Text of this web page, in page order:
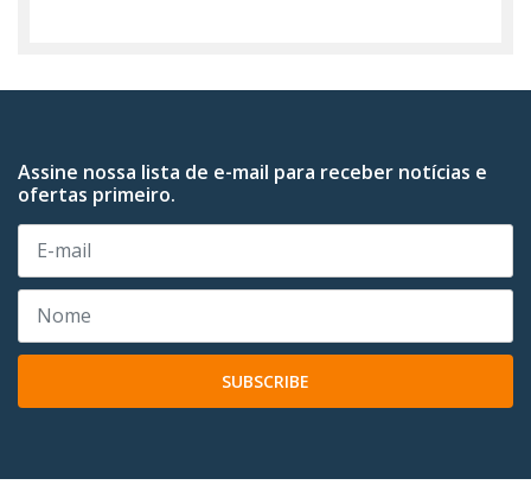
Assine nossa lista de e-mail para receber notícias e
ofertas primeiro.
SUBSCRIBE